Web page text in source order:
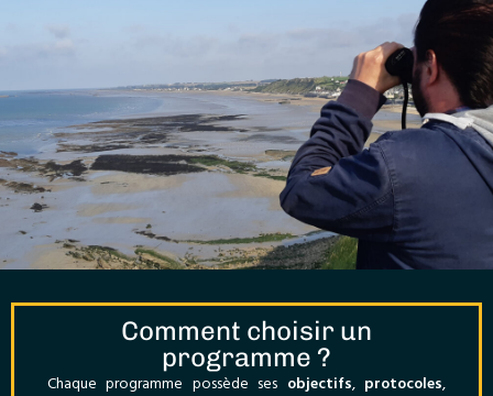
Comment choisir un
programme ?
Chaque programme possède ses objectifs, protocoles,